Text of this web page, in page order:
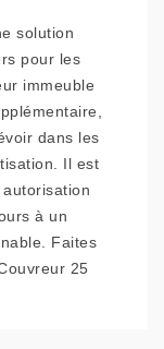
solution
pour les
immeuble
dans les
Il est
à un
Faites
25